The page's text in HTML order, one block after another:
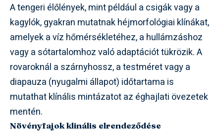
A tengeri élőlények, mint például a csigák vagy a
kagylók, gyakran mutatnak héjmorfológiai klínákat,
amelyek a víz hőmérsékletéhez, a hullámzáshoz
vagy a sótartalomhoz való adaptációt tükrözik. A
rovaroknál a szárnyhossz, a testméret vagy a
diapauza (nyugalmi állapot) időtartama is
mutathat klínális mintázatot az éghajlati övezetek
mentén.
Növényfajok klinális elrendeződése